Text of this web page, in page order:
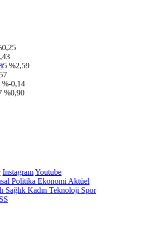
%2,59
%-0,14
%0,90
InstagramYoutube
Politika Ekonomi Aktüel
Sağlık Kadın Teknoloji Spor